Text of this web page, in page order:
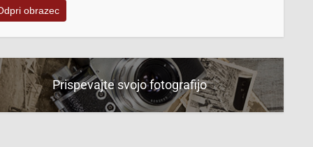
obrazec
Prispevajte svojo fotografijo